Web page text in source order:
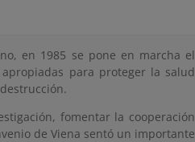
en 1985 se pone en marcha el
para proteger la salud
fomentar la cooperación
de Viena sentó un importante